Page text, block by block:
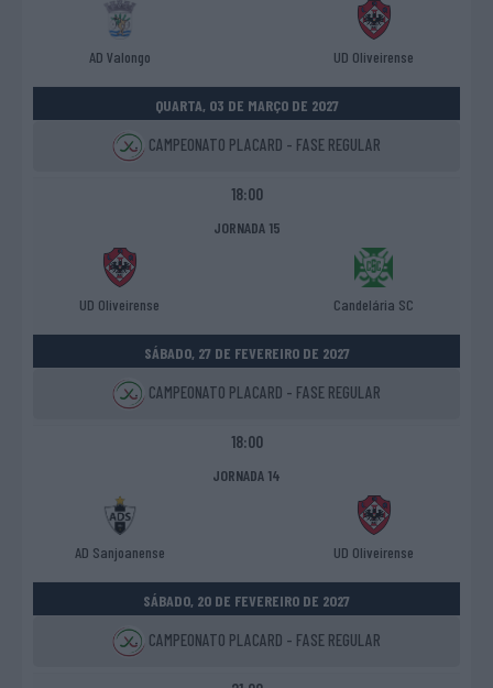
AD Valongo UD Oliveirense
QUARTA, 03 DE MARÇO DE 2027
CAMPEONATO PLACARD - FASE REGULAR
18:00
JORNADA 15
UD Oliveirense Candelária SC
SÁBADO, 27 DE FEVEREIRO DE 2027
CAMPEONATO PLACARD - FASE REGULAR
18:00
JORNADA 14
AD Sanjoanense UD Oliveirense
SÁBADO, 20 DE FEVEREIRO DE 2027
CAMPEONATO PLACARD - FASE REGULAR